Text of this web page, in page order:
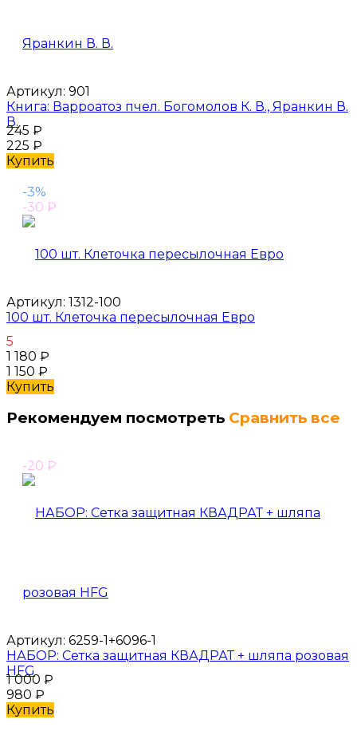
Артикул: 901
Книга: Варроатоз пчел. Богомолов К. В., Яранкин В.
В.
245 ₽
225 ₽
Купить
-3%
-30 ₽
Артикул: 1312-100
100 шт. Клеточка пересылочная Евро
5
1 180 ₽
1 150 ₽
Купить
Рекомендуем посмотреть Сравнить все
-20 ₽
Артикул: 6259-1+6096-1
НАБОР: Сетка защитная КВАДРАТ + шляпа розовая
HFG
1 000 ₽
980 ₽
Купить